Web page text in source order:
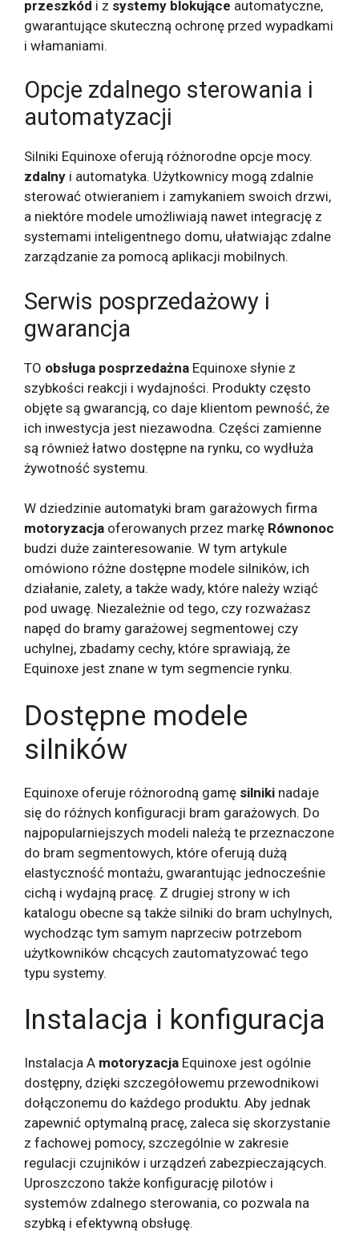
przeszkód i z systemy blokujące automatyczne,
gwarantujące skuteczną ochronę przed wypadkami
i włamaniami.
Opcje zdalnego sterowania i
automatyzacji
Silniki Equinoxe oferują różnorodne opcje mocy.
zdalny i automatyka. Użytkownicy mogą zdalnie
sterować otwieraniem i zamykaniem swoich drzwi,
a niektóre modele umożliwiają nawet integrację z
systemami inteligentnego domu, ułatwiając zdalne
zarządzanie za pomocą aplikacji mobilnych.
Serwis posprzedażowy i
gwarancja
TO obsługa posprzedażna Equinoxe słynie z
szybkości reakcji i wydajności. Produkty często
objęte są gwarancją, co daje klientom pewność, że
ich inwestycja jest niezawodna. Części zamienne
są również łatwo dostępne na rynku, co wydłuża
żywotność systemu.
W dziedzinie automatyki bram garażowych firma
motoryzacja oferowanych przez markę Równonoc
budzi duże zainteresowanie. W tym artykule
omówiono różne dostępne modele silników, ich
działanie, zalety, a także wady, które należy wziąć
pod uwagę. Niezależnie od tego, czy rozważasz
napęd do bramy garażowej segmentowej czy
uchylnej, zbadamy cechy, które sprawiają, że
Equinoxe jest znane w tym segmencie rynku.
Dostępne modele
silników
Equinoxe oferuje różnorodną gamę silniki nadaje
się do różnych konfiguracji bram garażowych. Do
najpopularniejszych modeli należą te przeznaczone
do bram segmentowych, które oferują dużą
elastyczność montażu, gwarantując jednocześnie
cichą i wydajną pracę. Z drugiej strony w ich
katalogu obecne są także silniki do bram uchylnych,
wychodząc tym samym naprzeciw potrzebom
użytkowników chcących zautomatyzować tego
typu systemy.
Instalacja i konfiguracja
Instalacja A motoryzacja Equinoxe jest ogólnie
dostępny, dzięki szczegółowemu przewodnikowi
dołączonemu do każdego produktu. Aby jednak
zapewnić optymalną pracę, zaleca się skorzystanie
z fachowej pomocy, szczególnie w zakresie
regulacji czujników i urządzeń zabezpieczających.
Uproszczono także konfigurację pilotów i
systemów zdalnego sterowania, co pozwala na
szybką i efektywną obsługę.